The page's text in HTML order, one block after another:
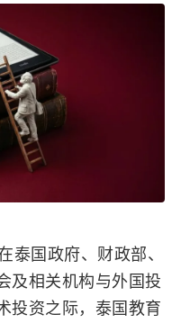
泰国政府、财政部、
及相关机构与外国投
投资之际，泰国教育